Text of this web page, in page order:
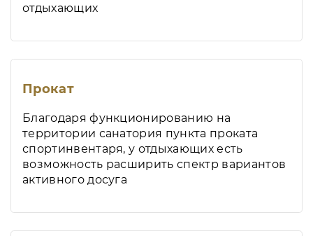
отдыхающих
Прокат
Благодаря функционированию на
территории санатория пункта проката
спортинвентаря, у отдыхающих есть
возможность расширить спектр вариантов
активного досуга